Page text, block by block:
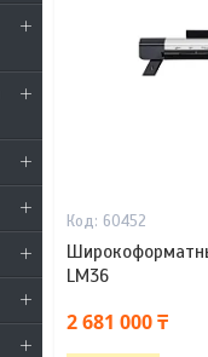
60452
LM36
2 681 000 ₸